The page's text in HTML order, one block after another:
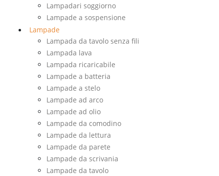
Lampadari soggiorno
Lampade a sospensione
Lampade
Lampada da tavolo senza fili
Lampada lava
Lampada ricaricabile
Lampade a batteria
Lampade a stelo
Lampade ad arco
Lampade ad olio
Lampade da comodino
Lampade da lettura
Lampade da parete
Lampade da scrivania
Lampade da tavolo